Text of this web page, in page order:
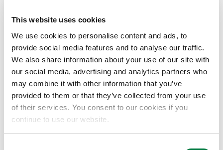
This website uses cookies
We use cookies to personalise content and ads, to
provide social media features and to analyse our traffic.
We also share information about your use of our site with
our social media, advertising and analytics partners who
may combine it with other information that you’ve
provided to them or that they’ve collected from your use
of their services. You consent to our cookies if you
continue to use our website.
トナーを目指してまいります。
■当社グループのESGへの取り組みについては、公式ウェブサイト
内「サステナビリティ」（三井化学グループ ESGレポート
2024※4）をご覧ください。
※１ Dow Jones Sustainability Indices
https://www.spglobal.com/esg/csa/djsi-csa-annual-